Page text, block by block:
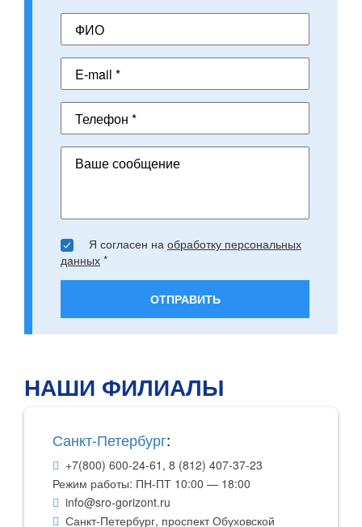
ФИО
E-mail *
Телефон *
Ваше сообщение
Я согласен на обработку персональных
данных *
ОТПРАВИТЬ
НАШИ ФИЛИАЛЫ
Санкт-Петербург:
+7(800) 600-24-61 , 8 (812) 407-37-23
Режим работы: ПН-ПТ 10:00 — 18:00
info@sro-gorizont.ru
Санкт-Петербург, проспект Обуховской